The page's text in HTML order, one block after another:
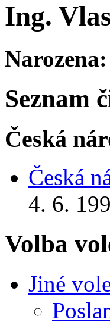
Ing.
Seznam
Česká
Česká
4. 6.
Volba
Jiné